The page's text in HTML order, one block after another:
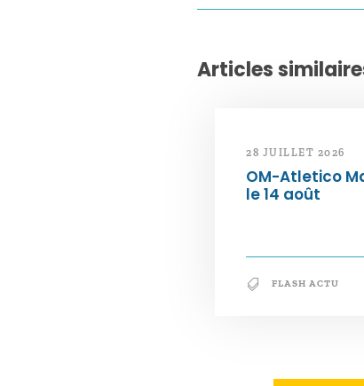
Articles
28 JUILLET 2026
OM-Atletico
le 14 août
FLASH ACTU